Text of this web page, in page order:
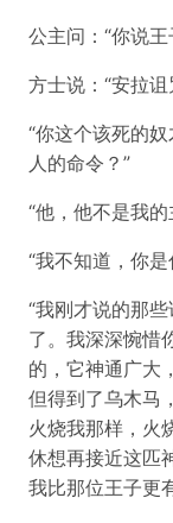
公主问：“你说
方士说：“安拉
“你这个该死的
人的命令？”
“他，他不是我
“我不知道，你
“我刚才说的那
了。我深深惋惜
的，它神通广大
但得到了乌木马
火烧我那样，火
休想再接近这匹
我比那位王子更